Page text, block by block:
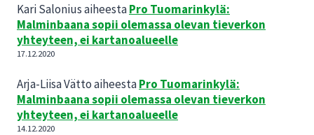
Kari SaloniusaiheestaPro Tuomarinkylä:
Malminbaana sopii olemassa olevan tieverkon
yhteyteen, ei kartanoalueelle
17.12.2020
Arja-Liisa VättoaiheestaPro Tuomarinkylä:
Malminbaana sopii olemassa olevan tieverkon
yhteyteen, ei kartanoalueelle
14.12.2020